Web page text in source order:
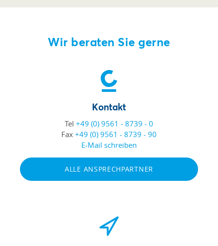
Wir beraten Sie gerne
Kontakt
Tel +49 (0) 9561 - 8739 - 0
Fax +49 (0) 9561 - 8739 - 90
E-Mail schreiben
ALLE ANSPRECHPARTNER